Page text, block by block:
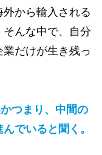
から輸入される
んな中で、自分
だけが生き残っ
つまり、中間の
でいると聞く。